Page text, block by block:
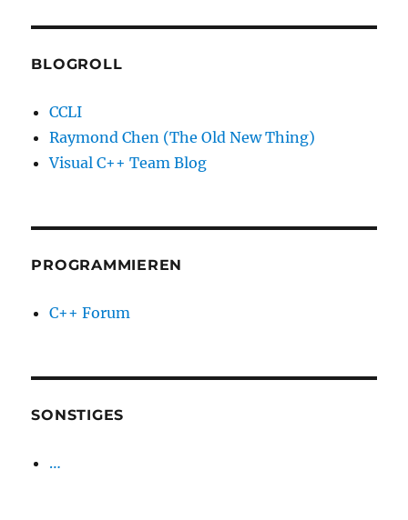
BLOGROLL
CCLI
Raymond Chen (The Old New Thing)
Visual C++ Team Blog
PROGRAMMIEREN
C++ Forum
SONSTIGES
…